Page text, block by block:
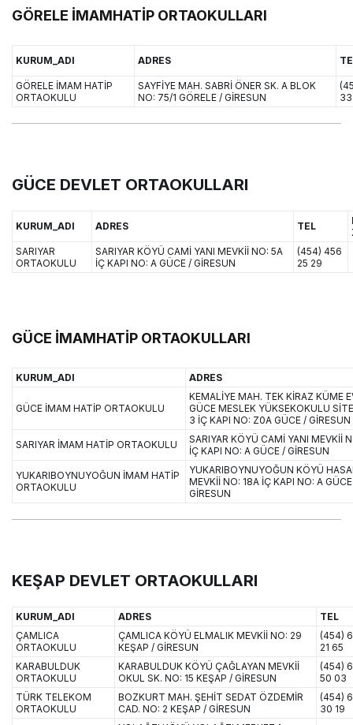
GÖRELE İMAMHATİP ORTAOKULLARI
KURUM_ADI ADRES
GÖRELE İMAM HATİP
ORTAOKULU
SAYFİYE MAH. SABRİ ÖNER SK. A BLOK
NO: 75/1 GÖRELE / GİRESUN
GÜCE DEVLET ORTAOKULLARI
KURUM_ADI ADRES TEL
SARIYAR
ORTAOKULU
SARIYAR KÖYÜ CAMİ YANI MEVKİİ NO: 5A
İÇ KAPI NO: A GÜCE / GİRESUN
(454) 456
25 29
GÜCE İMAMHATİP ORTAOKULLARI
KURUM_ADI ADRES
GÜCE İMAM HATİP ORTAOKULU
KEMALİYE MAH. TEK KİRAZ KÜME
GÜCE MESLEK YÜKSEKOKULU
3 İÇ KAPI NO: Z0A GÜCE / GİRESUN
SARIYAR İMAM HATİP ORTAOKULU
SARIYAR KÖYÜ CAMİ YANI MEVKİİ
İÇ KAPI NO: A GÜCE / GİRESUN
YUKARIBOYNUYOĞUN İMAM HATİP
ORTAOKULU
YUKARIBOYNUYOĞUN KÖYÜ
MEVKİİ NO: 18A İÇ KAPI NO: A
GİRESUN
KEŞAP DEVLET ORTAOKULLARI
KURUM_ADI ADRES
TEL
ÇAMLICA
ORTAOKULU
ÇAMLICA KÖYÜ ELMALIK MEVKİİ NO: 29
KEŞAP / GİRESUN
(454)
21 65
KARABULDUK
ORTAOKULU
KARABULDUK KÖYÜ ÇAĞLAYAN MEVKİİ
OKUL SK. NO: 15 KEŞAP / GİRESUN
(454)
50 03
TÜRK TELEKOM
ORTAOKULU
BOZKURT MAH. ŞEHİT SEDAT ÖZDEMİR
CAD. NO: 2 KEŞAP / GİRESUN
(454)
30 19